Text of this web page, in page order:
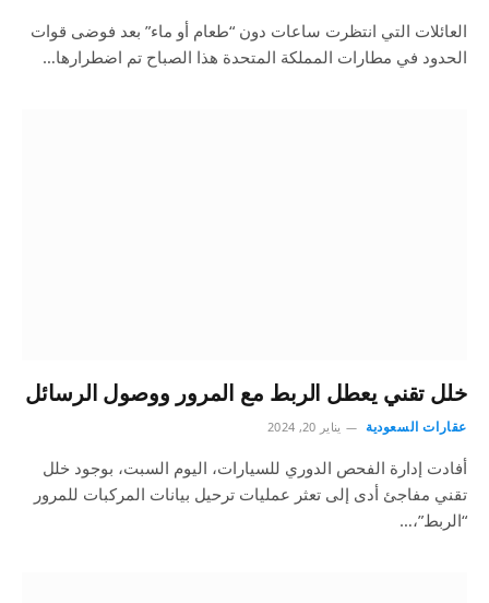
العائلات التي انتظرت ساعات دون “طعام أو ماء” بعد فوضى قوات
الحدود في مطارات المملكة المتحدة هذا الصباح تم اضطرارها…
خلل تقني يعطل الربط مع المرور ووصول الرسائل
عقارات السعودية يناير 20, 2024
أفادت إدارة الفحص الدوري للسيارات، اليوم السبت، بوجود خلل
تقني مفاجئ أدى إلى تعثر عمليات ترحيل بيانات المركبات للمرور
“الربط”،…